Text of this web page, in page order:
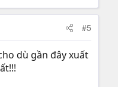
#5
dù gần đây xuất